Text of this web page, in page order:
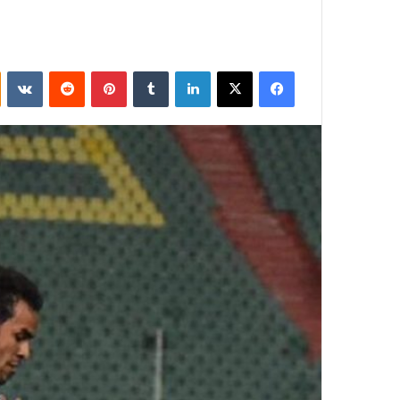
فيسبوك
‫X لينكدإن بينتيريست